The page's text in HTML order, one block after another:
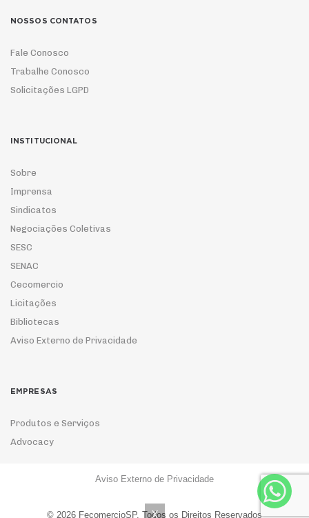
NOSSOS CONTATOS
Fale Conosco
Trabalhe Conosco
Solicitações LGPD
INSTITUCIONAL
Sobre
Imprensa
Sindicatos
Negociações Coletivas
SESC
SENAC
Cecomercio
Licitações
Bibliotecas
Aviso Externo de Privacidade
EMPRESAS
Produtos e Serviços
Advocacy
Aviso Externo de Privacidade
© 2026 FecomercioSP. Todos os Direitos Reservados
X